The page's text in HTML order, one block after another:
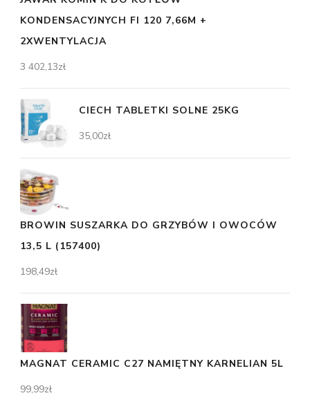
KONDENSACYJNYCH FI 120 7,66M +
2XWENTYLACJA
3 402,13zł
CIECH TABLETKI SOLNE 25KG
35,00zł
BROWIN SUSZARKA DO GRZYBÓW I OWOCÓW
13,5 L (157400)
198,49zł
MAGNAT CERAMIC C27 NAMIĘTNY KARNELIAN 5L
99,99zł